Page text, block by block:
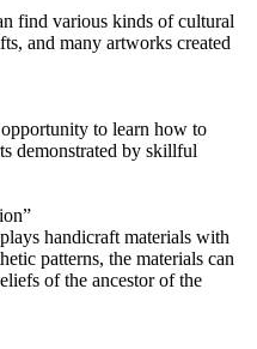
find various kinds of cultural
and many artworks created
to learn how to
demonstrated by skillful
handicraft materials with
patterns, the materials can
of the ancestor of the